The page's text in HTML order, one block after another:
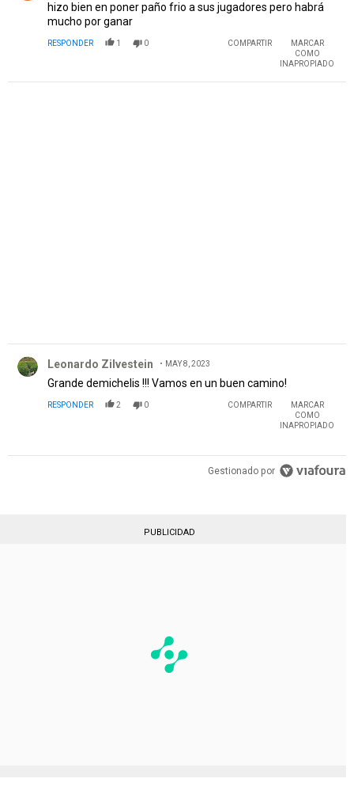
hizo bien en poner paño frio a sus jugadores pero habrá
mucho por ganar
RESPONDER 1 0 COMPARTIR
MARCAR
COMO
INAPROPIADO
Leonardo Zilvestein MAY 8, 2023
Grande demichelis !!! Vamos en un buen camino!
RESPONDER 2 0 COMPARTIR
MARCAR
COMO
INAPROPIADO
Gestionado por
PUBLICIDAD